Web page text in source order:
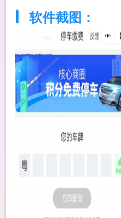
软件截图：